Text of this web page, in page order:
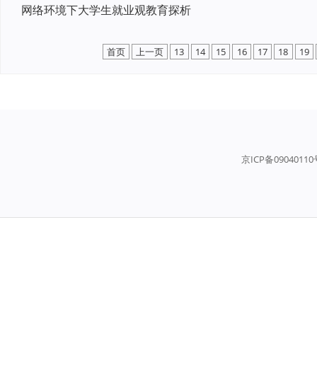
网络环境下大学生就业观教育探析
首页 上一页 13 14 15 16 17 18 19
京ICP备